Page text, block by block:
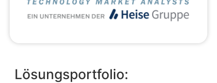
Lösungsportfolio: